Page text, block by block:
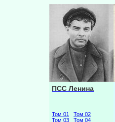
ПСС Ленина
Том 01
Том 02
Том 03
Том 04